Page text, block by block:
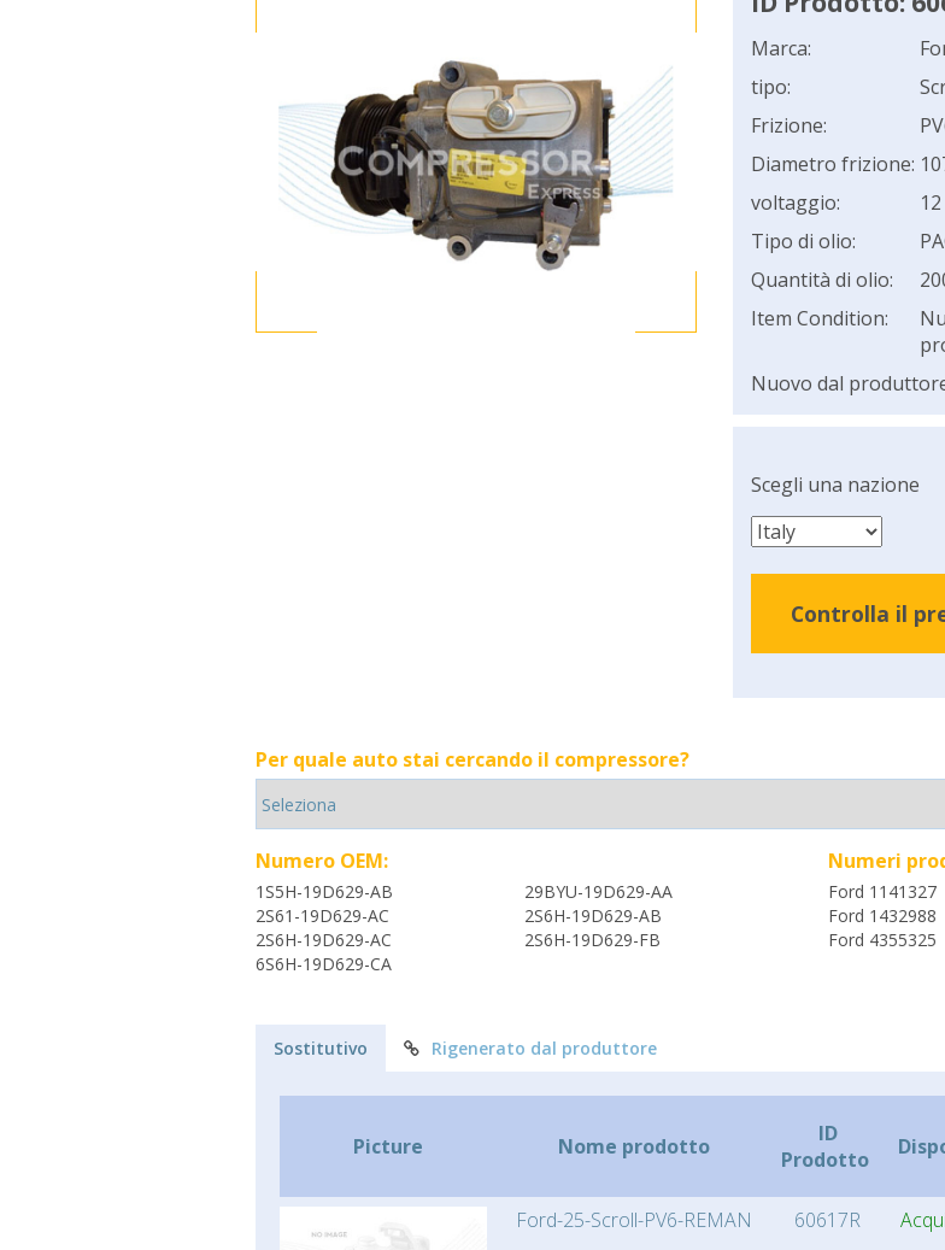
Marca:
tipo:
Frizione:
Diametro frizione:
voltaggio:
Tipo di olio:
Quantità di olio:
Item Condition:
Nuovo dal
Scegli una nazione
Controlla il
Per quale auto stai cercando il compressore?
Numero OEM:
1S5H-19D629-AB
29BYU-19D629-AA
2S61-19D629-AC
2S6H-19D629-AB
2S6H-19D629-AC
2S6H-19D629-FB
6S6H-19D629-CA
Numeri
Ford 1141327
Ford 1432988
Ford 4355325
Sostitutivo Rigenerato dal produttore
Picture Nome prodotto
ID
Prodotto
Ford-25-Scroll-PV6-REMAN 60617R